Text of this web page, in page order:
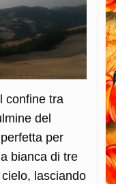
confine tra
del
per
bianca di tre
lasciando